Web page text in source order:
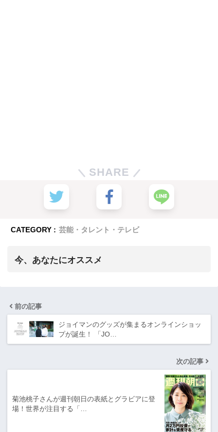
SHARE
CATEGORY : 芸能・タレント・テレビ
今、あなたにオススメ
前の記事
ジョイマンのグッズが集まるオンラインショッ
プが誕生！ 「JO…
次の記事
菊池桃子さんが週刊朝日の表紙とグラビアに登
場！世界が注目する「…